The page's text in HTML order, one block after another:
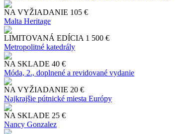
NA VYŽIADANIE 105 €
Malta Heritage
LIMITOVANÁ EDÍCIA 1 500 €
Metropolitné katedrály
NA SKLADE 40 €
Móda, 2., doplnené a revidované vydanie
NA VYŽIADANIE 20 €
Najkrajšie pútnické miesta Európy
NA SKLADE 25 €
Nancy Gonzalez